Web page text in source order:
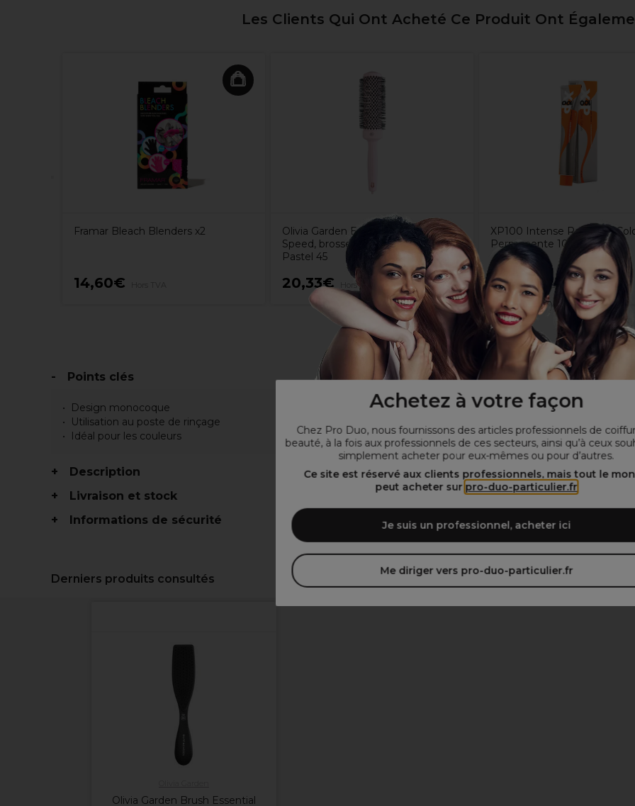
Achetez à votre façon
Chez Pro Duo, nous fournissons des articles professionnels de
beauté, à la fois aux professionnels de ces secteurs, ainsi qu’à ceux
simplement acheter pour eux-mêmes ou pour d’autres.
Ce site est réservé aux clients professionnels, mais tout le
peut acheter sur pro-duo-particulier.fr
Je suis un professionnel, acheter ici
Me diriger vers pro-duo-particulier.fr
Les Clients Qui Ont Acheté Ce Produit Ont
Framar Bleach Blenders x2
14,60€
Olivia Garden Expert Blowout
Speed, brosse à poils ondulés Rose
Pastel 45
20,33€ Hors TVA
XP100 Intense Radiance
Permanente 100ml 7.0C
7,65€ Hors TVA
Points clés
Design monocoque
Utilisation au poste de rinçage
Idéal pour les couleurs
Description
Livraison et stock
Informations de sécurité
Derniers produits consultés
Olivia Garden Brush Essential